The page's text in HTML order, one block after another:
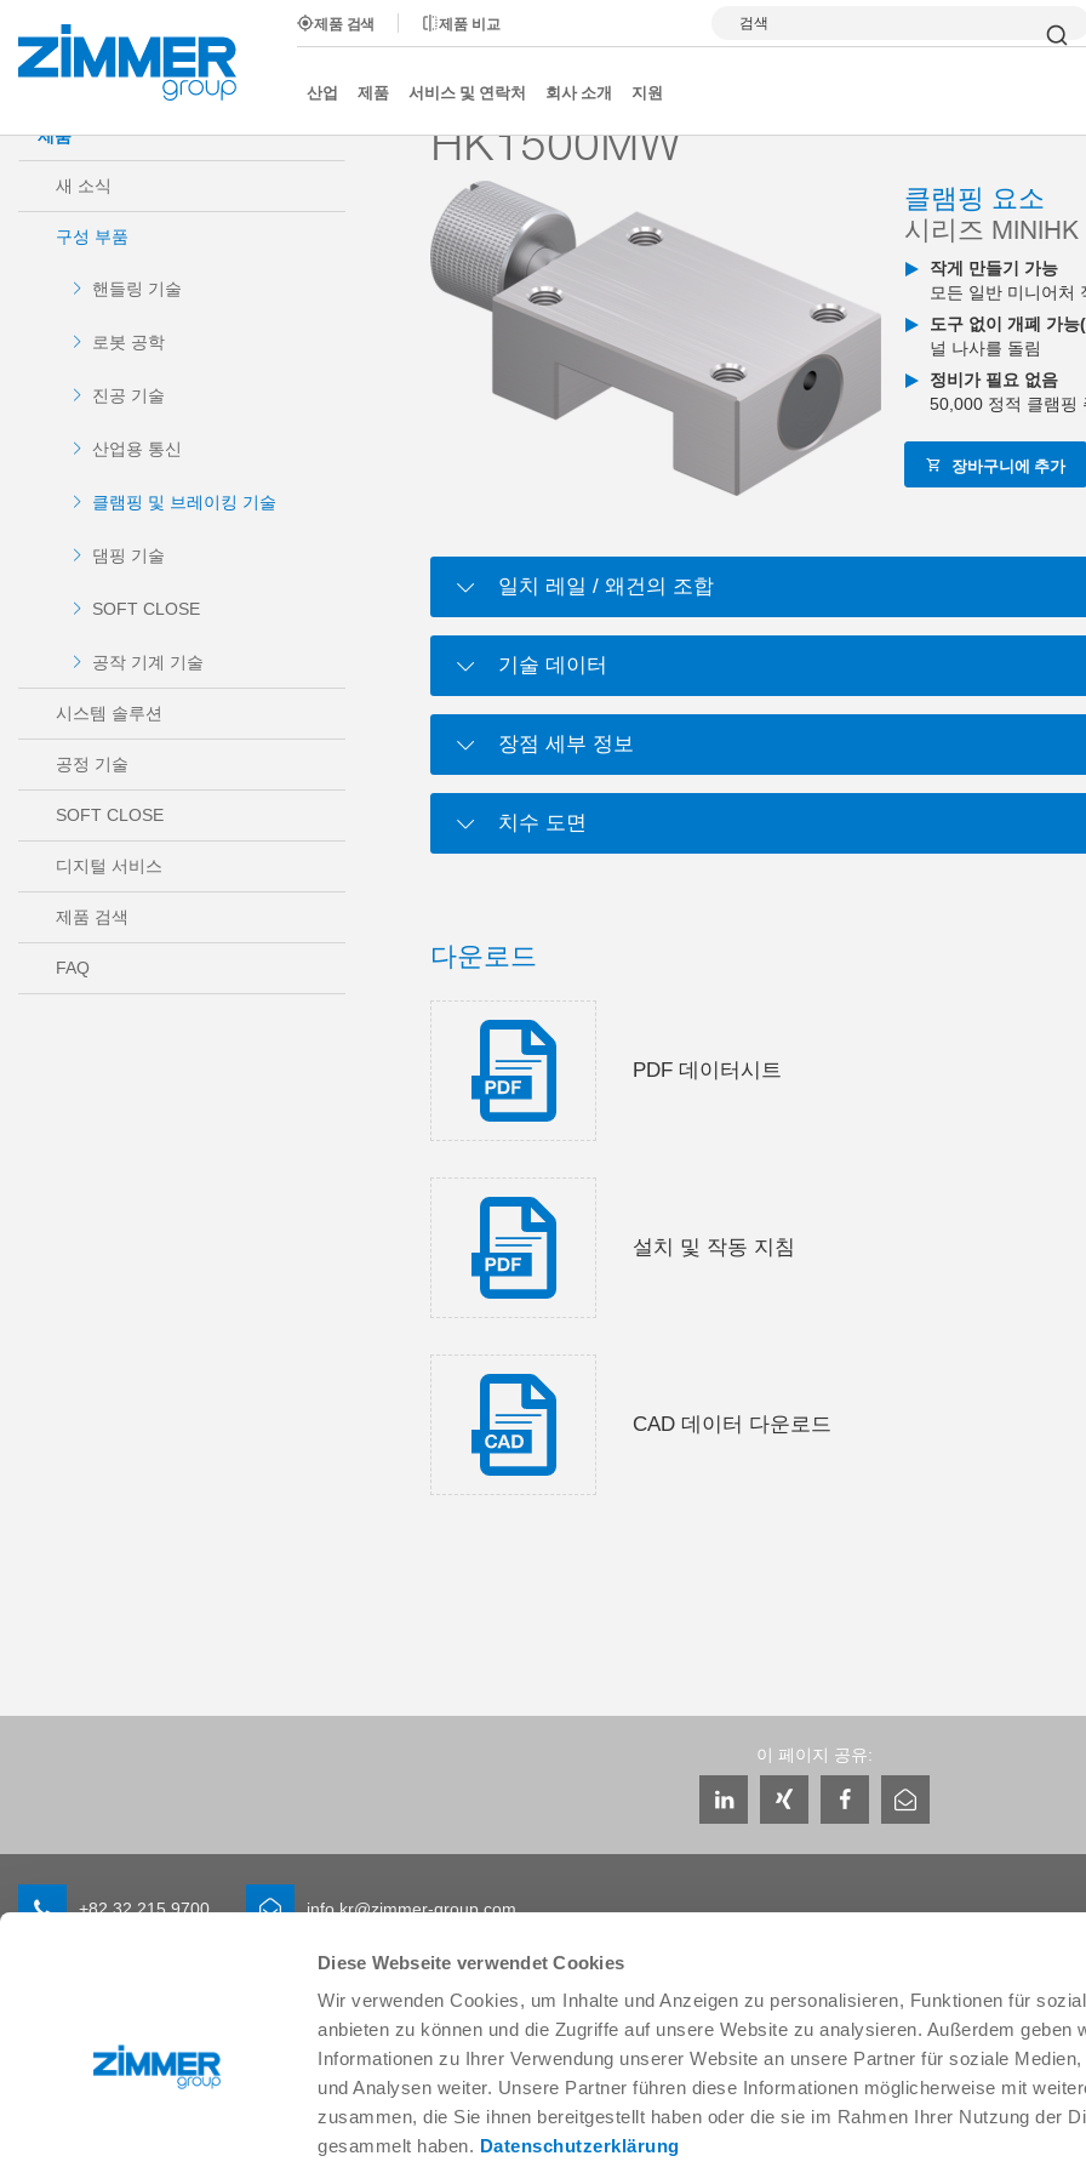
Diese Webseite verwendet Cookies
Wir verwenden Cookies, um Inhalte und Anzeigen zu personalisieren, Funktionen für
anbieten zu können und die Zugriffe auf unsere Website zu analysieren. Außerdem geben
Informationen zu Ihrer Verwendung unserer Website an unsere Partner für soziale Medien,
und Analysen weiter. Unsere Partner führen diese Informationen möglicherweise mit
zusammen, die Sie ihnen bereitgestellt haben oder die sie im Rahmen Ihrer Nutzung der
gesammelt haben. Datenschutzerklärung
제품 검색 제품 비교 검색
산업 제품 서비스 및 연락처 회사 소개 지원
시작 제품 구성 부품 클램핑 및 브레이킹 기술 클램핑 및 브레이킹 엘리먼트 시리즈 miniHK HK1500MW
제품
새 소식
구성 부품
핸들링 기술
로봇 공학
진공 기술
산업용 통신
클램핑 및 브레이킹 기술
댐핑 기술
SOFT CLOSE
공작 기계 기술
시스템 솔루션
공정 기술
SOFT CLOSE
디지털 서비스
제품 검색
FAQ
HK1500MW
클램핑 요소
시리즈 MINIHK
작게 만들기 가능
모든 일반 미니어처
도구 없이 개폐 가능
널 나사를 돌림
정비가 필요 없음
50,000 정적 클램핑
장바구니에 추가
일치 레일 / 왜건의 조합
기술 데이터
장점 세부 정보
치수 도면
다운로드
PDF 데이터시트
설치 및 작동 지침
CAD 데이터 다운로드
이 페이지 공유:
+82 32 215 9700 info.kr@zimmer-group.com
기계 및 플랜트 엔지니어링
제품
새 소식
구성 부품
시스템 솔루션
공정 기술
SOFT CLOSE
서비스 및 연락처
글로벌 상담자
서비스 담당자
문의 양식
프리세일즈
Service
회사 소개
THE KNOW-HOW FACTORY
역사
지사
박람회와 이벤트